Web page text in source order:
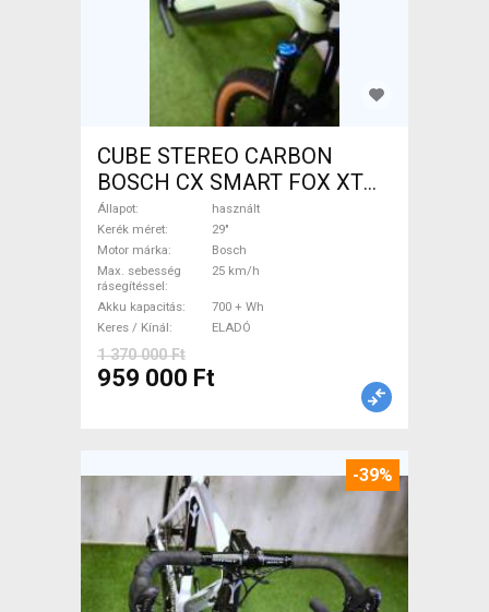
CUBE STEREO CARBON
BOSCH CX SMART FOX XT
Elektromos Mountain Bike
29" össztelós / fully Bosch
használt ELADÓ
Állapot
használt
Kerék méret
29"
Motor márka
Bosch
Max. sebesség
rásegítéssel
25 km/h
Akku kapacitás
700 + Wh
Keres / Kínál
ELADÓ
1 370 000 Ft
959 000 Ft
-39%